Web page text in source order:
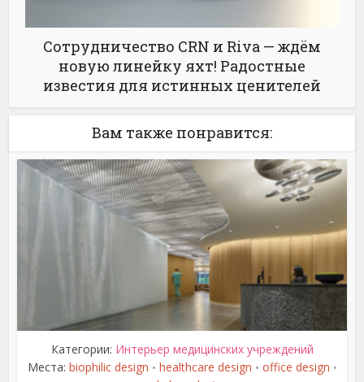
Сотрудничество CRN и Riva — ждём
новую линейку яхт! Радостные
известия для истинных ценителей
Вам также понравится:
Категории: Интерьер медицинских учреждений
Места: biophilic design • healthcare design • office design •